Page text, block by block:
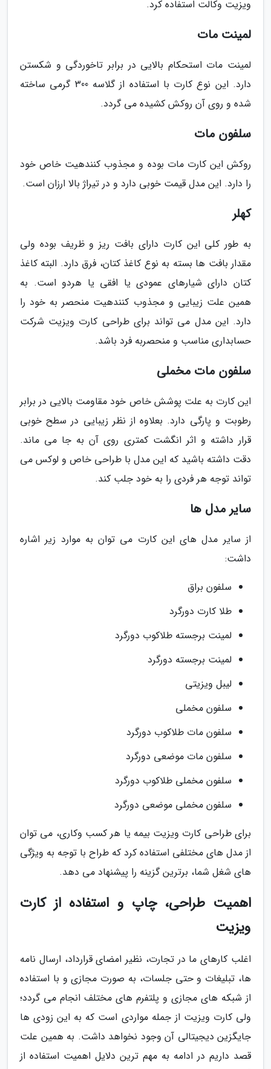
ویزیت وکالت استفاده کرد.
لمینت مات
لمینت مات استحکام بالایی در برابر تاخوردگی و شکستن
دارد. این نوع کارت با استفاده از گلاسه 300 گرمی ساخته
شده و روی آن روکش کشیده می گردد.
سلفون مات
روکش این کارت مات بوده و مجذوب کنندهیت خاص خود
را دارد. این مدل قیمت خوبی دارد و در تیراژ بالا ارزان است.
کهلر
به طور کلی این کارت دارای بافت ریز و ظریف بوده ولی
مقدار بافت ها بسته به نوع کاغذ کتان، فرق دارد. البته کاغذ
کتان دارای شیارهای عمودی یا افقی یا هردو است. به
همین علت زیبایی و مجذوب کنندهیت منحصر به خود را
دارد. این مدل می تواند برای طراحی کارت ویزیت شرکت
حسابداری مناسب و منحصربه فرد باشد.
سلفون مات مخملی
این کارت به علت پوشش خاص خود مقاومت بالایی در برابر
رطوبت و پارگی دارد. بعلاوه از نظر زیبایی در سطح خوبی
قرار داشته و اثر انگشت کمتری روی آن به جا می ماند.
دقت داشته باشید که این مدل با طراحی خاص و لوکس می
تواند توجه هر فردی را به خود جلب کند.
سایر مدل ها
از سایر مدل های این کارت می توان به موارد زیر اشاره
داشت:
سلفون براق
طلا کارت دورگرد
لمینت برجسته طلاکوب دورگرد
لمینت برجسته دورگرد
لیبل ویزیتی
سلفون مخملی
سلفون مات طلاکوب دورگرد
سلفون مات موضعی دورگرد
سلفون مخملی طلاکوب دورگرد
سلفون مخملی موضعی دورگرد
برای طراحی کارت ویزیت بیمه یا هر کسب وکاری، می توان
از مدل های مختلفی استفاده کرد که طراح با توجه به ویژگی
های شغل شما، برترین گزینه را پیشنهاد می دهد.
اهمیت طراحی، چاپ و استفاده از کارت
ویزیت
اغلب کارهای ما در تجارت، نظیر امضای قرارداد، ارسال نامه
ها، تبلیغات و حتی جلسات، به صورت مجازی و با استفاده
از شبکه های مجازی و پلتفرم های مختلف انجام می گردد؛
ولی کارت ویزیت از جمله مواردی است که به این زودی ها
جایگزین دیجیتالی آن وجود نخواهد داشت. به همین علت
قصد داریم در ادامه به مهم ترین دلایل اهمیت استفاده از